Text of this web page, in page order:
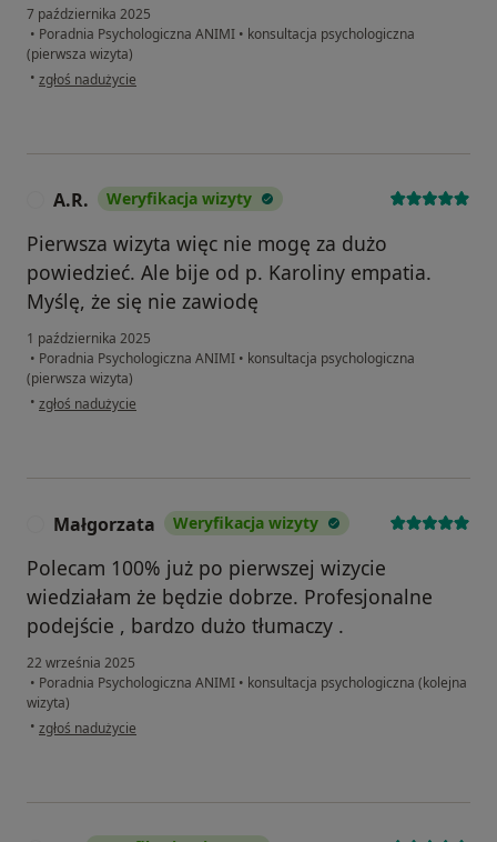
7 października 2025
• Poradnia Psychologiczna ANIMI • konsultacja psychologiczna
(pierwsza wizyta)
• w opinii użytkownika Anita
zgłoś nadużycie
A.R. Weryfikacja wizyty
Pierwsza wizyta więc nie mogę za dużo
powiedzieć. Ale bije od p. Karoliny empatia.
Myślę, że się nie zawiodę
1 października 2025
• Poradnia Psychologiczna ANIMI • konsultacja psychologiczna
(pierwsza wizyta)
• w opinii użytkownika A.R.
zgłoś nadużycie
Małgorzata Weryfikacja wizyty
Polecam 100% już po pierwszej wizycie
wiedziałam że będzie dobrze. Profesjonalne
podejście , bardzo dużo tłumaczy .
22 września 2025
• Poradnia Psychologiczna ANIMI • konsultacja psychologiczna (kolejna
wizyta)
• w opinii użytkownika Małgorzata
zgłoś nadużycie